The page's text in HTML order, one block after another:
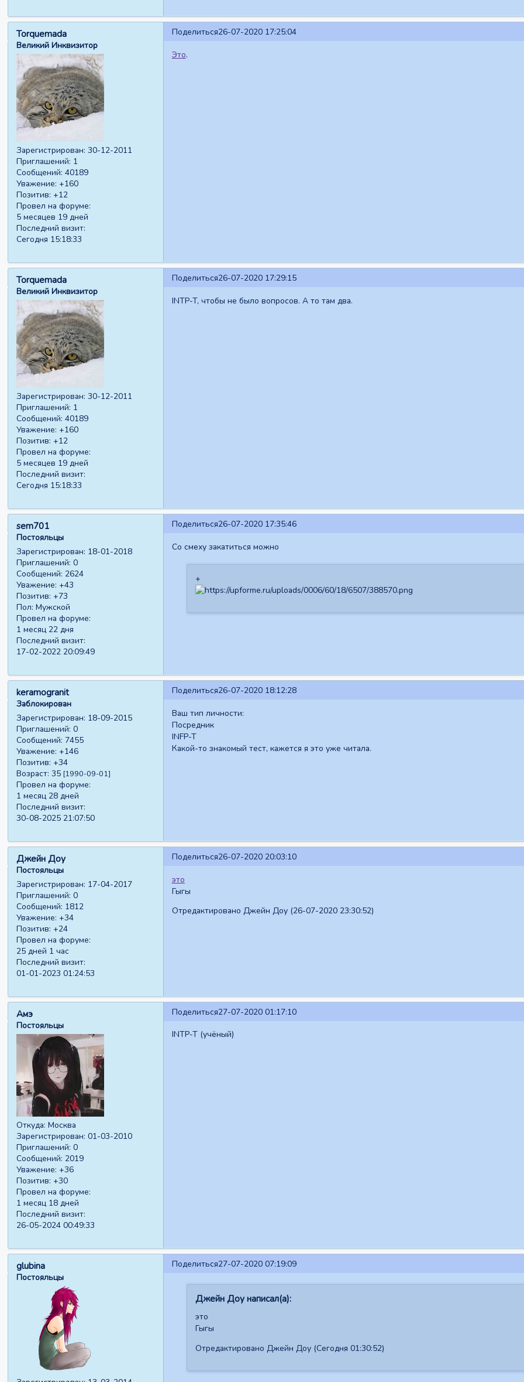
Поделиться26-07-2020 17:25:04
Torquemada
Великий Инквизитор
Зарегистрирован: 30-12-2011
Приглашений: 1
Сообщений: 40189
Уважение: +160
Позитив: +12
Провел на форуме:
5 месяцев 19 дней
Последний визит:
Сегодня 15:18:33
Это.
Поделиться26-07-2020 17:29:15
Torquemada
Великий Инквизитор
Зарегистрирован: 30-12-2011
Приглашений: 1
Сообщений: 40189
Уважение: +160
Позитив: +12
Провел на форуме:
5 месяцев 19 дней
Последний визит:
Сегодня 15:18:33
INTP-T, чтобы не было вопросов. А то там два.
Поделиться26-07-2020 17:35:46
sem701
Постояльцы
Зарегистрирован: 18-01-2018
Приглашений: 0
Сообщений: 2624
Уважение: +43
Позитив: +73
Пол: Мужской
Провел на форуме:
1 месяц 22 дня
Последний визит:
17-02-2022 20:09:49
Со смеху закатиться можно
+
Поделиться26-07-2020 18:12:28
keramogranit
Заблокирован
Зарегистрирован: 18-09-2015
Приглашений: 0
Сообщений: 7455
Уважение: +146
Позитив: +34
Возраст: 35 [1990-09-01]
Провел на форуме:
1 месяц 28 дней
Последний визит:
30-08-2025 21:07:50
Ваш тип личности:
Посредник
INFP-T
Какой-то знакомый тест, кажется я это уже читала.
Поделиться26-07-2020 20:03:10
Джейн Доу
Постояльцы
Зарегистрирован: 17-04-2017
Приглашений: 0
Сообщений: 1812
Уважение: +34
Позитив: +24
Провел на форуме:
25 дней 1 час
Последний визит:
01-01-2023 01:24:53
это
Гыгы
Отредактировано Джейн Доу (26-07-2020 23:30:52)
Поделиться27-07-2020 01:17:10
Амэ
Постояльцы
Откуда: Москва
Зарегистрирован: 01-03-2010
Приглашений: 0
Сообщений: 2019
Уважение: +36
Позитив: +30
Провел на форуме:
1 месяц 18 дней
Последний визит:
26-05-2024 00:49:33
INTP-T (учёный)
Поделиться27-07-2020 07:19:09
glubina
Постояльцы
Джейн Доу написал(а):
это
Гыгы
Отредактировано Джейн Доу (Сегодня 01:30:52)